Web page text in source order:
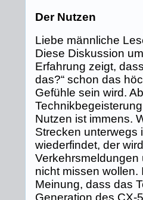
Der Nutzen
Liebe männliche
Diese Diskussion
Erfahrung zeigt,
das?“ schon das
Gefühle sein wird.
Nutzen ist immens.
Strecken unterwegs
wiederfindet, der
Verkehrsmeldungen
nicht missen wollen.
Meinung, dass das